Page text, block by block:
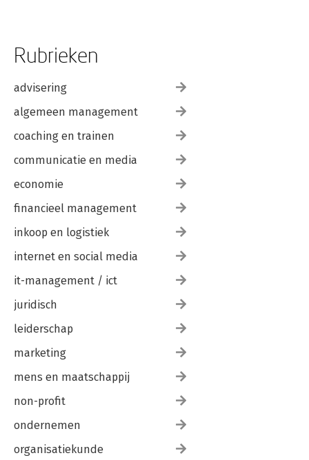
Rubrieken
advisering
algemeen management
coaching en trainen
communicatie en media
economie
financieel management
inkoop en logistiek
internet en social media
it-management / ict
juridisch
leiderschap
marketing
mens en maatschappij
non-profit
ondernemen
organisatiekunde